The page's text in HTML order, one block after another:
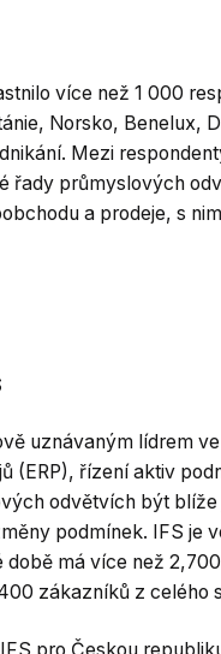
více než 1 000
Norsko, Benelux,
Mezi
řady průmyslových
a prodeje, s
uznávaným lídrem
(ERP), řízení aktiv
odvětvích být blíže
podmínek. IFS je
době má více než
zákazníků z celého
pro Českou